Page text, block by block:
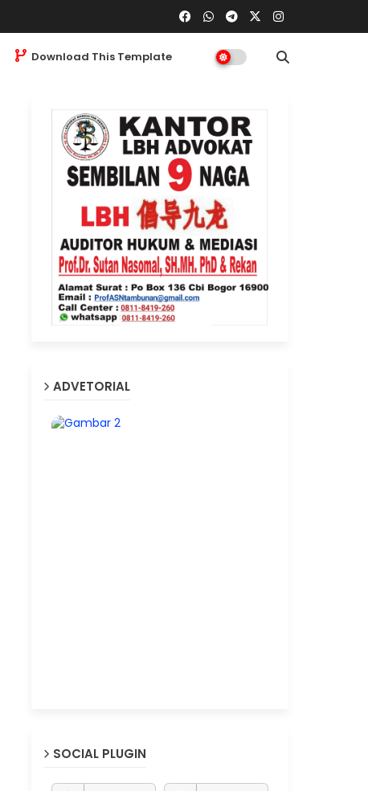
Download This Template
ADVETORIAL
SOCIAL PLUGIN